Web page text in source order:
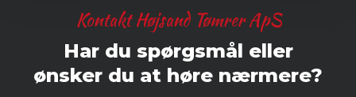
Kontakt Højsand Tømrer ApS
Har du spørgsmål eller
​ønsker du at høre nærmere?